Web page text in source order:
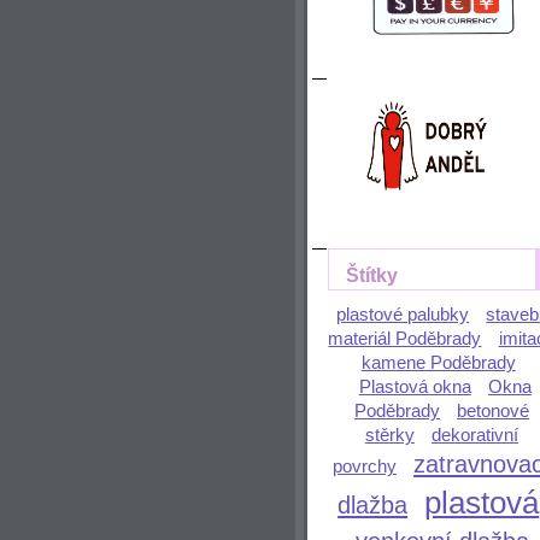
Štítky
plastové palubky
materiál Poděbrady
kamene Poděbrady
Plastová okna
Okna
Poděbrady
betonové
stěrky
dekorativní
povrchy
dlažba
plastová